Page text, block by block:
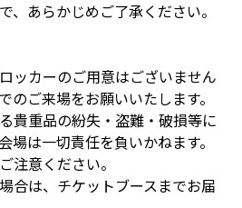
、あらかじめご了承ください。
ッカーのご用意はございません
のご来場をお願いいたします。
貴重品の紛失・盗難・破損等に
場は一切責任を負いかねます。
注意ください。
合は、チケットブースまでお届